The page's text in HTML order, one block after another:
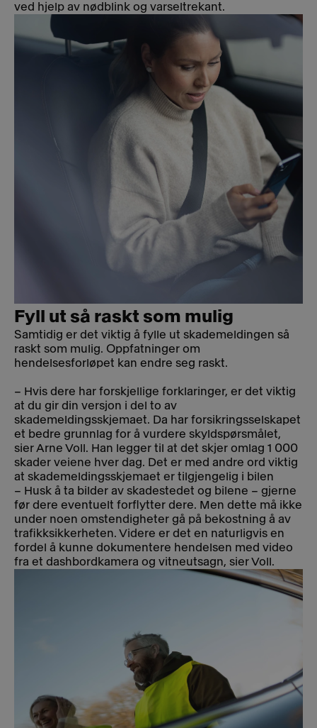
ved hjelp av nødblink og varseltrekant.
Fyll ut så raskt som mulig
Samtidig er det viktig å fylle ut skademeldingen så
raskt som mulig. Oppfatninger om
hendelsesforløpet kan endre seg raskt.
– Hvis dere har forskjellige forklaringer, er det viktig
at du gir din versjon i del to av
skademeldingsskjemaet. Da har forsikringsselskapet
et bedre grunnlag for å vurdere skyldspørsmålet,
sier Arne Voll. Han legger til at det skjer omlag 1 000
skader veiene hver dag. Det er med andre ord viktig
at skademeldingsskjemaet er tilgjengelig i bilen
– Husk å ta bilder av skadestedet og bilene – gjerne
før dere eventuelt forflytter dere. Men dette må ikke
under noen omstendigheter gå på bekostning å av
trafikksikkerheten. Videre er det en naturligvis en
fordel å kunne dokumentere hendelsen med video
fra et dashbordkamera og vitneutsagn, sier Voll.